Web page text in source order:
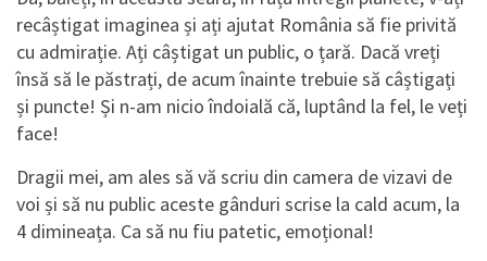
recâștigat imaginea și ați ajutat România să fie privită
cu admirație. Ați câștigat un public, o țară. Dacă vreți
însă să le păstrați, de acum înainte trebuie să câștigați
și puncte! Și n-am nicio îndoială că, luptând la fel, le veți
face!
Dragii mei, am ales să vă scriu din camera de vizavi de
voi și să nu public aceste gânduri scrise la cald acum, la
4 dimineața. Ca să nu fiu patetic, emoțional!